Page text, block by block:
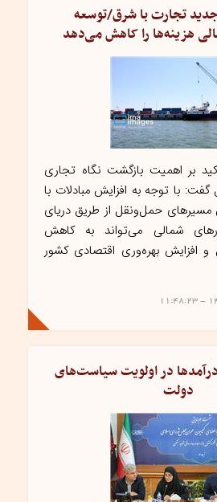
جدید تجارت با شرق/توسعه
هزینه‌ها را کاهش می‌دهد
بر اهمیت بازگشت نگاه تجاری
با توجه به افزایش مبادلات با
مسیرهای حمل‌ونقل از طریق دریای
شمالی می‌تواند به کاهش
افزایش بهره‌وری اقتصادی کشور
در اولویت سیاست‌های
دولت